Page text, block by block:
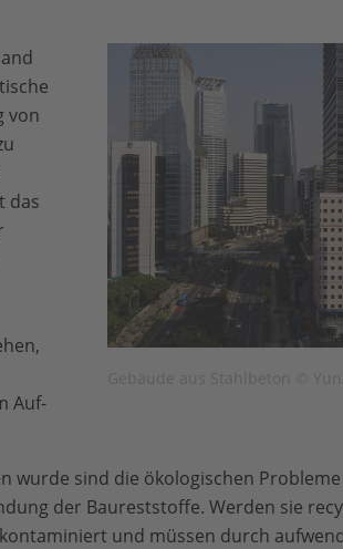
von
das
Auf-
wurde sind die ökologischen
der Baureststoffe. Werden sie
und müssen durch